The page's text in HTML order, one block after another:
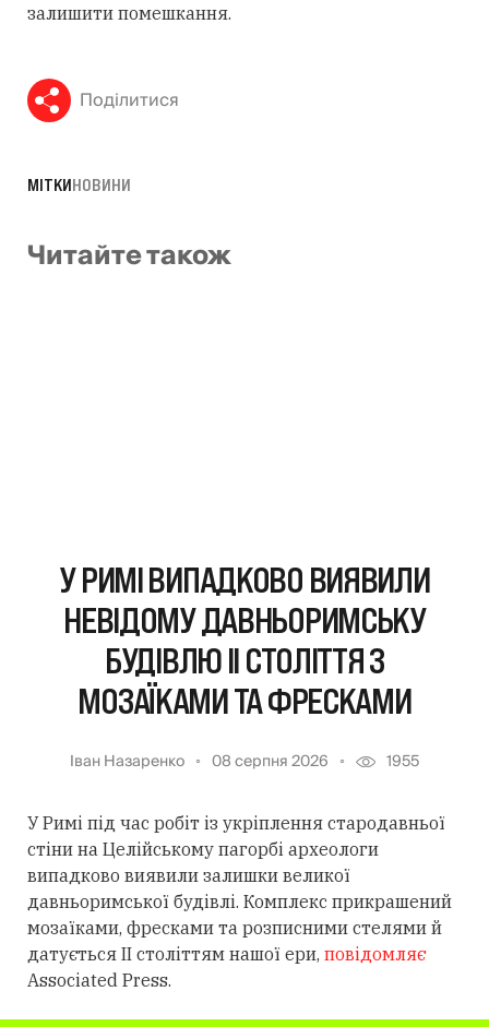
залишити помешкання.
Поділитися
МІТКИНОВИНИ
Читайте також
У РИМІ ВИПАДКОВО ВИЯВИЛИ
НЕВІДОМУ ДАВНЬОРИМСЬКУ
БУДІВЛЮ II СТОЛІТТЯ З
МОЗАЇКАМИ ТА ФРЕСКАМИ
Іван Назаренко 08 серпня 2026 1955
У Римі під час робіт із укріплення стародавньої
стіни на Целійському пагорбі археологи
випадково виявили залишки великої
давньоримської будівлі. Комплекс прикрашений
мозаїками, фресками та розписними стелями й
датується II століттям нашої ери, повідомляє
Associated Press.